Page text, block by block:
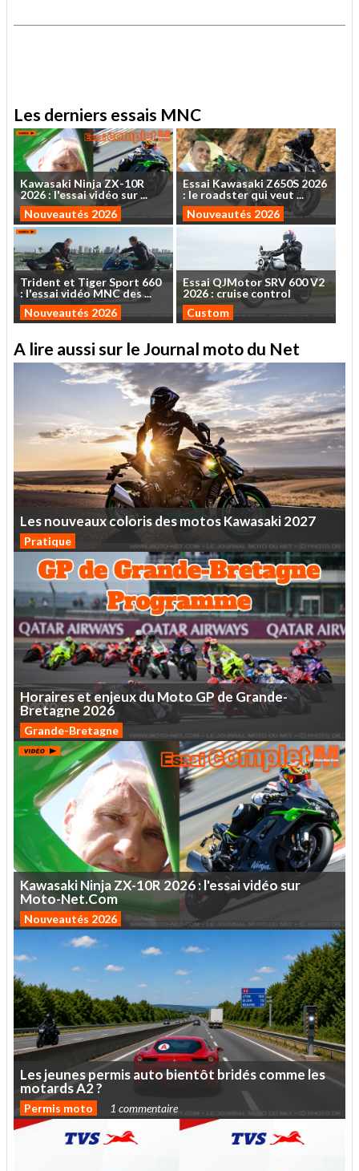
Les derniers essais MNC
Kawasaki NinjaZX-10R
2026: l'essaividéo sur...
Nouveautés 2026
Essai Kawasaki Z650S 2026
: le roadsterquiveut ...
Nouveautés 2026
Trident et TigerSport 660
: l'essaividéo MNCdes...
Nouveautés 2026
EssaiQJMotorSRV 600V2
2026 : cruise control
Custom
A lire aussi sur le Journal moto du Net
LesnouveauxcolorisdesmotosKawasaki2027
Pratique
HorairesetenjeuxduMotoGPdeGrande-
Bretagne 2026
Grande-Bretagne
KawasakiNinjaZX-10R2026:l'essaividéosur
Moto-Net.Com
Nouveautés 2026
Lesjeunespermisautobientôt bridéscommeles
motardsA2?
Permis moto 1 commentaire